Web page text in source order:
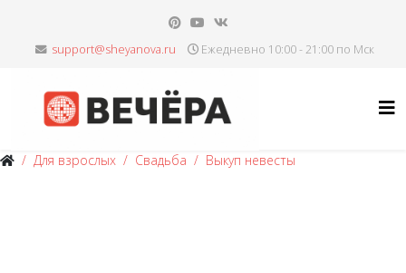
Ежедневно 10:00 - 21:00 по Мск
Для взрослых Свадьба Выкуп невесты